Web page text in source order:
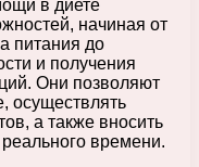
в диете
начиная от
питания до
и получения
Они позволяют
осуществлять
а также вносить
времени.